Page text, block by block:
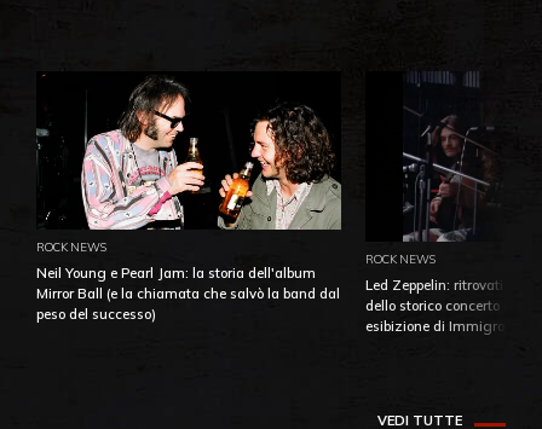
ROCK NEWS
Neil Young e Pearl Jam: la storia dell'album
Mirror Ball (e la chiamata che salvò la band dal
peso del successo)
ROCK NEWS
Led Zeppelin: ritrovati e
dello storico concerto di
esibizione di Immigrant
VEDI TUTTE